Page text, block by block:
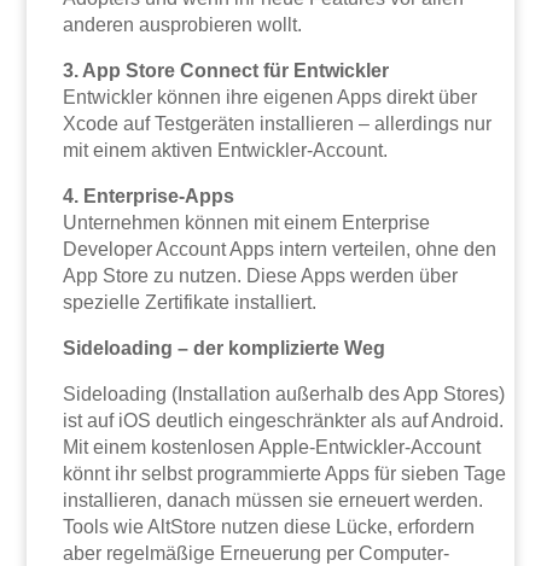
anderen ausprobieren wollt.
3. App Store Connect für Entwickler
Entwickler können ihre eigenen Apps direkt über
Xcode auf Testgeräten installieren – allerdings nur
mit einem aktiven Entwickler-Account.
4. Enterprise-Apps
Unternehmen können mit einem Enterprise
Developer Account Apps intern verteilen, ohne den
App Store zu nutzen. Diese Apps werden über
spezielle Zertifikate installiert.
Sideloading – der komplizierte Weg
Sideloading (Installation außerhalb des App Stores)
ist auf iOS deutlich eingeschränkter als auf Android.
Mit einem kostenlosen Apple-Entwickler-Account
könnt ihr selbst programmierte Apps für sieben Tage
installieren, danach müssen sie erneuert werden.
Tools wie AltStore nutzen diese Lücke, erfordern
aber regelmäßige Erneuerung per Computer-